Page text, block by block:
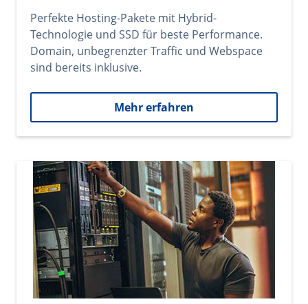
Perfekte Hosting-Pakete mit Hybrid-
Technologie und SSD für beste Performance.
Domain, unbegrenzter Traffic und Webspace
sind bereits inklusive.
Mehr erfahren